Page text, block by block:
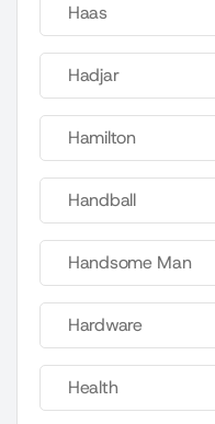
Haas
Hadjar
Hamilton
Handball
Handsome Man
Hardware
Health